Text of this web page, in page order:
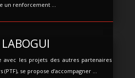
un renforcement ...
LABOGUI
avec les projets des autres partenaires
se propose d’accompagner ...